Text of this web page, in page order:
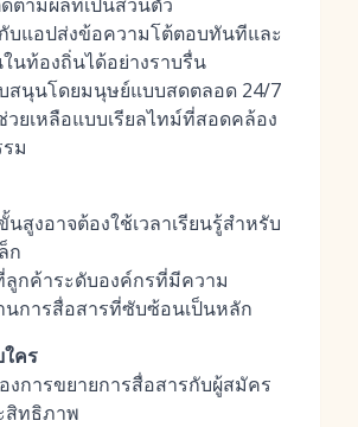
บแอปส่งข้อความโต้ตอบทันทีและ
นท้องถิ่นได้อย่างราบรื่น
สนุนโดยมนุษย์แบบสดตลอด 24/7
วยเหลือแบบเรียลไทม์ที่สอดคล้อง
ม
สูงอาจต้องใช้เวลาเรียนรู้สำหรับ
ก
ลูกค้าระดับองค์กรที่มีความ
นการสื่อสารที่ซับซ้อนเป็นหลัก
คร
งการขยายการสื่อสารกับผู้สมัคร
สิทธิภาพ